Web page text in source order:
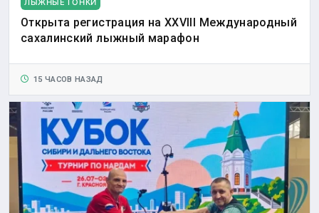
ЛЫЖНЫЕ ГОНКИ
Открыта регистрация на XXVIII Международный
сахалинский лыжный марафон
15 ЧАСОВ НАЗАД